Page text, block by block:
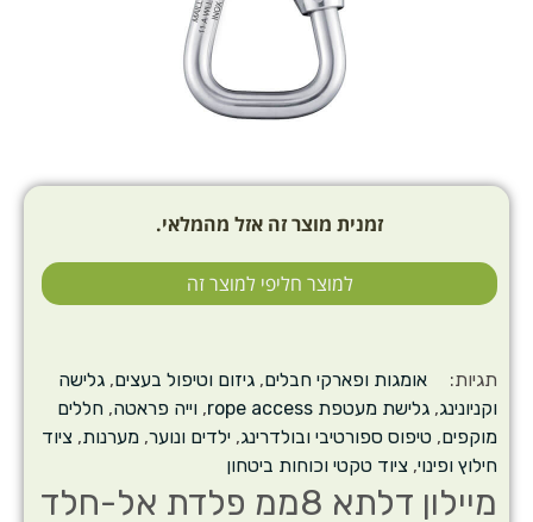
מיילון דלתא 8ממ פלדת אל-חלד
זמנית מוצר זה אזל מהמלאי.
למוצר חליפי למוצר זה
תגיות: אומגות ופארקי חבלים, גיזום וטיפול בעצים, גלישה
וקניונינג, גלישת מעטפת rope access , וייה פראטה, חללים
מוקפים, טיפוס ספורטיבי ובולדרינג, ילדים ונוער, מערנות, ציוד
חילוץ ופינוי, ציוד טקטי וכוחות ביטחון